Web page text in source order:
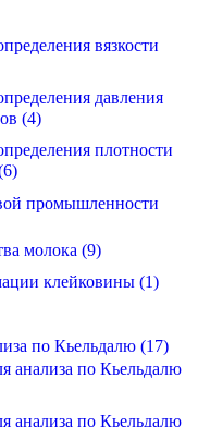
вязкости
давления
(4)
плотности
промышленности
молока (9)
клейковины (1)
по Кьельдалю (17)
анализа по Кьельдалю
анализа по Кьельдалю